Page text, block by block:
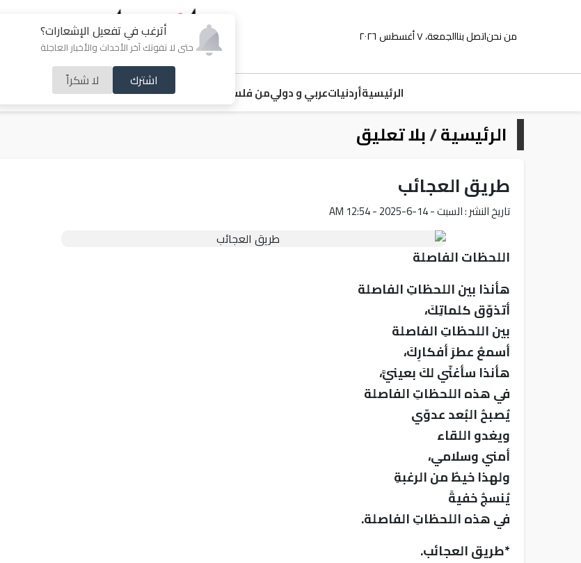
أترغب في تفعيل الإشعارات؟
حتى لا تفوتك آخر الأحداث والأخبار العاجلة
اشترك لا شكراً
من نحناتصل بناالجمعة، ٧ أغسطس ٢٠٢٦
الرئيسيةأردنياتعربي و دوليمن فلسطين ملفات ساخنةخبر و صورةرياضة
الرئيسية/بلا تعليق
طريق العجائب
تاريخ النشر : السبت - 14-6-2025 - 12:54 AM
اللحظات الفاصلة
هأنذا بين اللحظاتِ الفاصلة
أتذوّق كلماتِكَ،
بين اللحظاتِ الفاصلة
أسمعُ عطرَ أفكارِكَ،
هأنذا سأغنّي لكَ بعينيَّ،
في هذه اللحظاتِ الفاصلة
يُصبحُ البُعد عدوّي
ويغدو اللقاء
أمني وسلامي،
ولهذا خيطٌ من الرغبةِ
يُنسجُ خفيةً
في هذه اللحظاتِ الفاصلة.
*طريق العجائب.